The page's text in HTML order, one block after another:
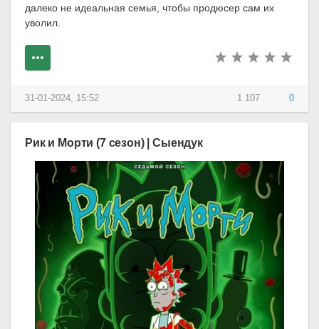
далеко не идеальная семья, чтобы продюсер сам их
уволил.
1 107 0
31-01-2024, 15:52
Рик и Морти (7 сезон) | Сыендук